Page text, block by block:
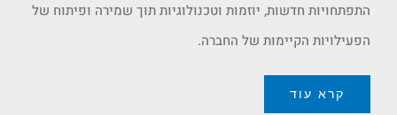
התפתחויות חדשות, יוזמות וטכנולוגיות תוך שמירה ופיתוח של
הפעילויות הקיימות של החברה.
קרא עוד